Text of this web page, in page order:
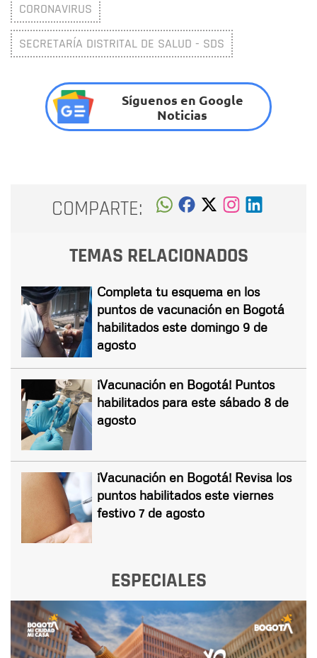
CORONAVIRUS
SECRETARÍA DISTRITAL DE SALUD - SDS
Síguenos en Google
Noticias
COMPARTE:
TEMAS RELACIONADOS
Completa tu esquema en los
puntos de vacunación en Bogotá
habilitados este domingo 9 de
agosto
¡Vacunación en Bogotá! Puntos
habilitados para este sábado 8 de
agosto
¡Vacunación en Bogotá! Revisa los
puntos habilitados este viernes
festivo 7 de agosto
ESPECIALES